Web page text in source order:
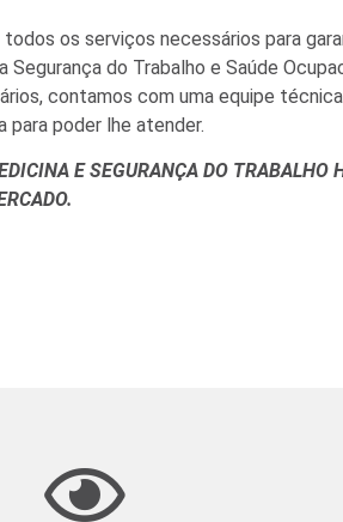
os serviços necessários para
Segurança do Trabalho e Saúde
contamos com uma equipe
para poder lhe atender.
E SEGURANÇA DO TRABALHO